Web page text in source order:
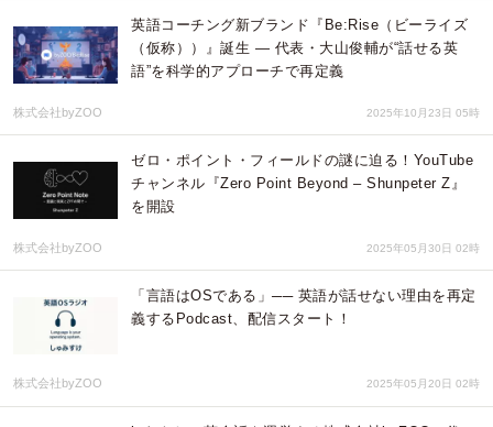
英語コーチング新ブランド『Be:Rise（ビーライズ
（仮称））』誕生 ― 代表・大山俊輔が“話せる英
語”を科学的アプローチで再定義
株式会社byZOO 2025年10月23日 05時
ゼロ・ポイント・フィールドの謎に迫る！YouTube
チャンネル『Zero Point Beyond – Shunpeter Z』
を開設
株式会社byZOO 2025年05月30日 02時
「言語はOSである」── 英語が話せない理由を再定
義するPodcast、配信スタート！
株式会社byZOO 2025年05月20日 02時